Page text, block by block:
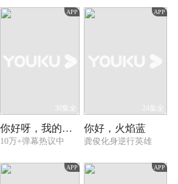
APP
30集全
你好呀，我的橘子恋人
10万+弹幕热议中
APP
24集全
你好，火焰蓝
龚俊化身逆行英雄
APP APP